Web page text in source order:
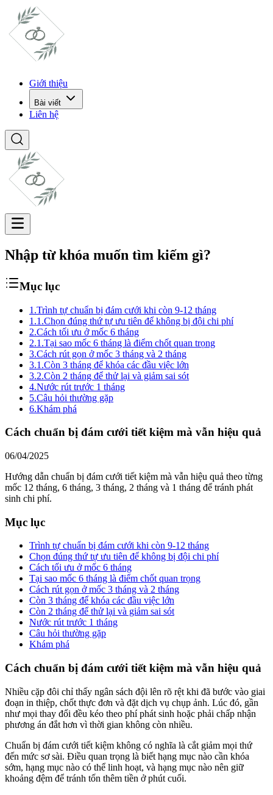
Giới thiệu
Bài viết
Liên hệ
Nhập từ khóa muốn tìm kiếm gì?
Mục lục
1.Trình tự chuẩn bị đám cưới khi còn 9-12 tháng
1.1.Chọn đúng thứ tự ưu tiên để không bị đội chi phí
2.Cách tối ưu ở mốc 6 tháng
2.1.Tại sao mốc 6 tháng là điểm chốt quan trọng
3.Cách rút gọn ở mốc 3 tháng và 2 tháng
3.1.Còn 3 tháng để khóa các đầu việc lớn
3.2.Còn 2 tháng để thử lại và giảm sai sót
4.Nước rút trước 1 tháng
5.Câu hỏi thường gặp
6.Khám phá
Cách chuẩn bị đám cưới tiết kiệm mà vẫn hiệu quả
06/04/2025
Hướng dẫn chuẩn bị đám cưới tiết kiệm mà vẫn hiệu quả theo từng
mốc 12 tháng, 6 tháng, 3 tháng, 2 tháng và 1 tháng để tránh phát
sinh chi phí.
Mục lục
Trình tự chuẩn bị đám cưới khi còn 9-12 tháng
Chọn đúng thứ tự ưu tiên để không bị đội chi phí
Cách tối ưu ở mốc 6 tháng
Tại sao mốc 6 tháng là điểm chốt quan trọng
Cách rút gọn ở mốc 3 tháng và 2 tháng
Còn 3 tháng để khóa các đầu việc lớn
Còn 2 tháng để thử lại và giảm sai sót
Nước rút trước 1 tháng
Câu hỏi thường gặp
Khám phá
Cách chuẩn bị đám cưới tiết kiệm mà vẫn hiệu quả
Nhiều cặp đôi chỉ thấy ngân sách đội lên rõ rệt khi đã bước vào giai
đoạn in thiệp, chốt thực đơn và đặt dịch vụ chụp ảnh. Lúc đó, gần
như mọi thay đổi đều kéo theo phí phát sinh hoặc phải chấp nhận
phương án đắt hơn vì thời gian không còn nhiều.
Chuẩn bị đám cưới tiết kiệm không có nghĩa là cắt giảm mọi thứ
đến mức sơ sài. Điều quan trọng là biết hạng mục nào cần khóa
sớm, hạng mục nào có thể linh hoạt, và hạng mục nào nên giữ
khoảng đệm để tránh tốn thêm tiền ở phút cuối.